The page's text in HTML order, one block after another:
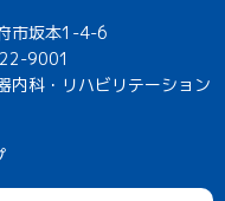
市坂本1-4-6
9001
内科・リハビリテーション